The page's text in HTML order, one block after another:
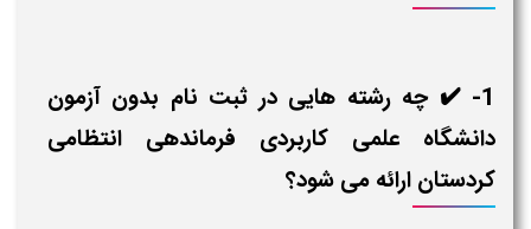
1- ✔️ چه رشته هایی در ثبت نام بدون آزمون
دانشگاه علمی کاربردی فرماندهی انتظامی
کردستان ارائه می شود؟